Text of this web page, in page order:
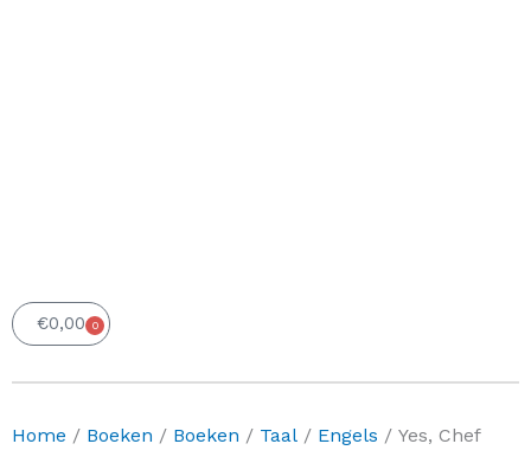
€0,00 0
Winkelwagen
Home / Boeken / Boeken / Taal / Engels / Yes, Chef